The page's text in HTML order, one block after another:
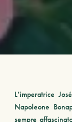
L’imperatrice
Napoleone
sempre